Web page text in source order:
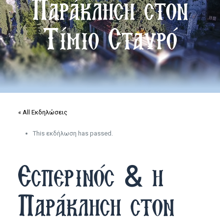
Παράκληση στον
Τίμιο Σταυρό
« All Εκδηλώσεις
This εκδήλωση has passed.
Εσπερινός & η
Παράκληση στον